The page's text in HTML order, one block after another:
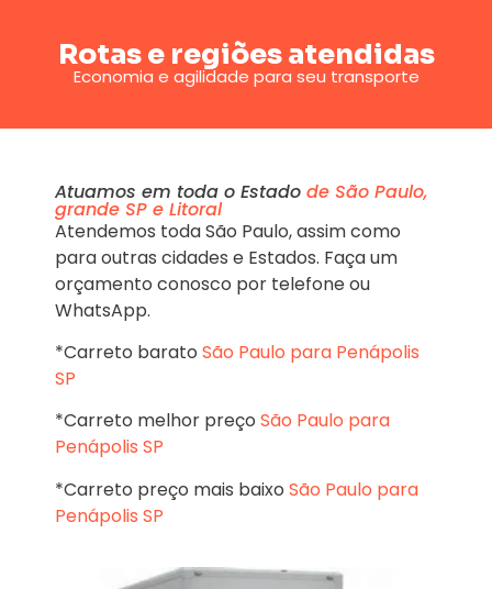
Rotas e regiões atendidas
Economia e agilidade para seu transporte
Atuamos em toda o Estado de São Paulo,
grande SP e Litoral
Atendemos toda São Paulo, assim como
para outras cidades e Estados. Faça um
orçamento conosco por telefone ou
WhatsApp.
*Carreto barato São Paulo para Penápolis
SP
*Carreto melhor preço São Paulo para
Penápolis SP
*Carreto preço mais baixo São Paulo para
Penápolis SP